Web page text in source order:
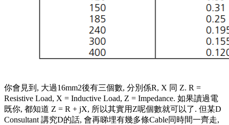
你會見到, 大過16mm2後有三個數, 分別係R, X 同 Z. R =
Resistive Load, X = Inductive Load, Z = Impedance. 如果讀過電
既你, 都知道 Z = R + jX, 所以其實用Z呢個數就可以了. 但某D
Consultant 講究D的話, 會再睇埋有幾多條Cable同時間一齊走,